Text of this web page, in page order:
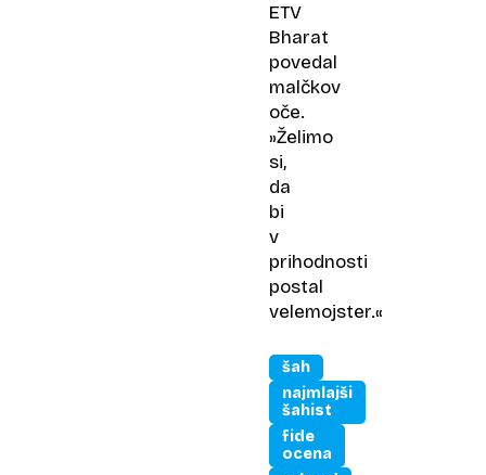
ETV
Bharat
povedal
malčkov
oče.
»Želimo
si,
da
bi
v
prihodnosti
postal
velemojster.«
šah
najmlajši
šahist
fide
ocena